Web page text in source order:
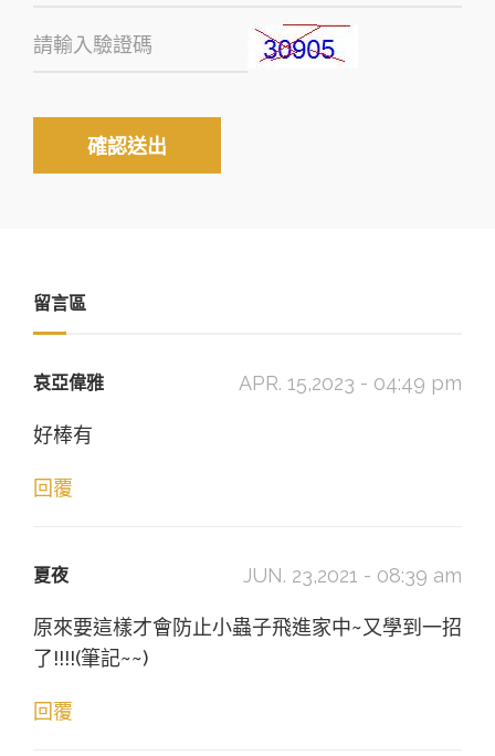
確認送出
留言區
APR. 15,2023 - 04:49 pm
哀亞偉雅
好棒有
回覆
JUN. 23,2021 - 08:39 am
夏夜
原來要這樣才會防止小蟲子飛進家中~又學到一招
了!!!!(筆記~~)
回覆